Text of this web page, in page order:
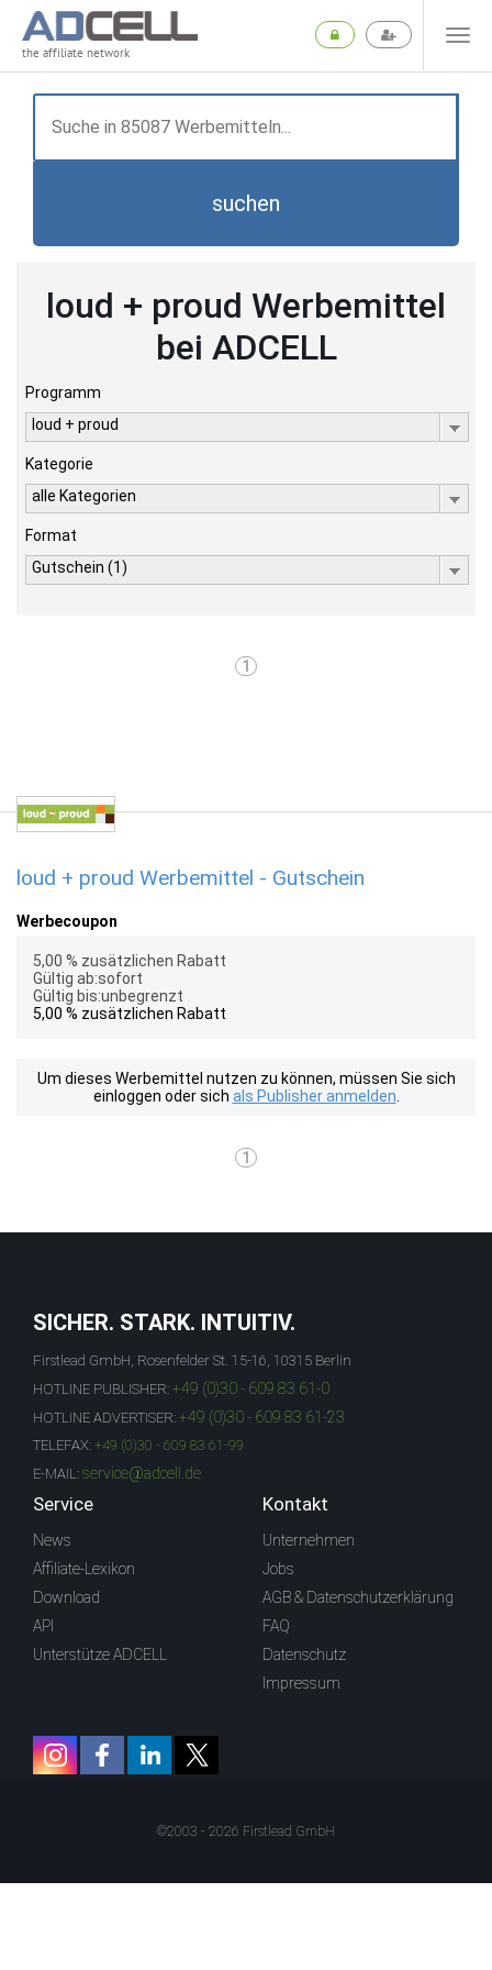
the affiliate network
suchen
loud + proud Werbemittel
bei ADCELL
Programm
loud + proud
Kategorie
alle Kategorien
Format
Gutschein (1)
1
loud + proud Werbemittel - Gutschein
Werbecoupon
5,00 % zusätzlichen Rabatt
Gültig ab:sofort
Gültig bis:unbegrenzt
5,00 % zusätzlichen Rabatt
Um dieses Werbemittel nutzen zu können, müssen Sie sich
einloggen oder sich als Publisher anmelden
1
SICHER. STARK. INTUITIV.
Firstlead GmbH, Rosenfelder St. 15-16, 10315 Berlin
HOTLINE PUBLISHER: +49 (0)30 - 609 83 61-0
HOTLINE ADVERTISER: +49 (0)30 - 609 83 61-23
TELEFAX: +49 (0)30 - 609 83 61-99
E-MAIL: service@adcell.de
Service
News
Affiliate-Lexikon
Download
API
Unterstütze ADCELL
Kontakt
Unternehmen
Jobs
AGB & Datenschutzerklärung
FAQ
Datenschutz
Impressum
©2003 - 2026 Firstlead GmbH